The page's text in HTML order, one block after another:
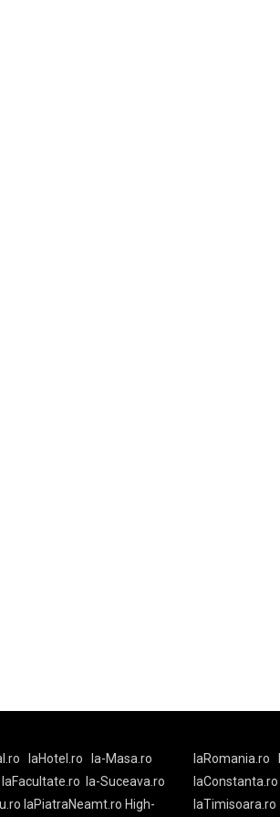
laHotel.ro
la-Masa.ro
laFacultate.ro
la-Suceava.ro
laPiatraNeamt.ro High-
laRomania.ro
laConstanta.ro
laTimisoara.ro